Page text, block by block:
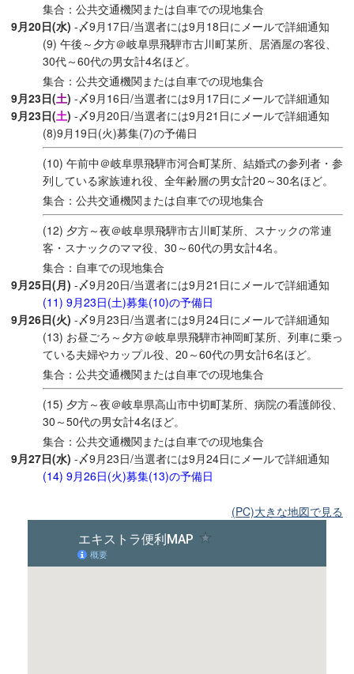
集合：公共交通機関または自車での現地集合
9月20日(水) -〆9月17日/当選者には9月18日にメールで詳細通知
(9) 午後～夕方＠岐阜県飛騨市古川町某所、居酒屋の客役、
30代～60代の男女計4名ほど。
集合：公共交通機関または自車での現地集合
9月23日(土) -〆9月16日/当選者には9月17日にメールで詳細通知
9月23日(土) -〆9月20日/当選者には9月21日にメールで詳細通知
(8)9月19日(火)募集(7)の予備日
(10) 午前中＠岐阜県飛騨市河合町某所、結婚式の参列者・参
列している家族連れ役、全年齢層の男女計20～30名ほど。
集合：公共交通機関または自車での現地集合
(12) 夕方～夜＠岐阜県飛騨市古川町某所、スナックの常連
客・スナックのママ役、30～60代の男女計4名。
集合：自車での現地集合
9月25日(月) -〆9月20日/当選者には9月21日にメールで詳細通知
(11) 9月23日(土)募集(10)の予備日
9月26日(火) -〆9月23日/当選者には9月24日にメールで詳細通知
(13) お昼ごろ～夕方＠岐阜県飛騨市神岡町某所、列車に乗っ
ている夫婦やカップル役、20～60代の男女計6名ほど。
集合：公共交通機関または自車での現地集合
(15) 夕方～夜＠岐阜県高山市中切町某所、病院の看護師役、
30～50代の男女計4名ほど。
集合：公共交通機関または自車での現地集合
9月27日(水) -〆9月23日/当選者には9月24日にメールで詳細通知
(14) 9月26日(火)募集(13)の予備日
(PC)大きな地図で見る